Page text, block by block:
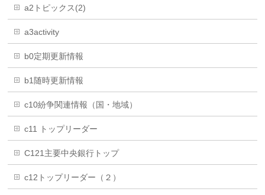
a2トピックス(2)
a3activity
b0定期更新情報
b1随時更新情報
c10紛争関連情報（国・地域）
c11 トップリーダー
C121主要中央銀行トップ
c12トップリーダー（２）